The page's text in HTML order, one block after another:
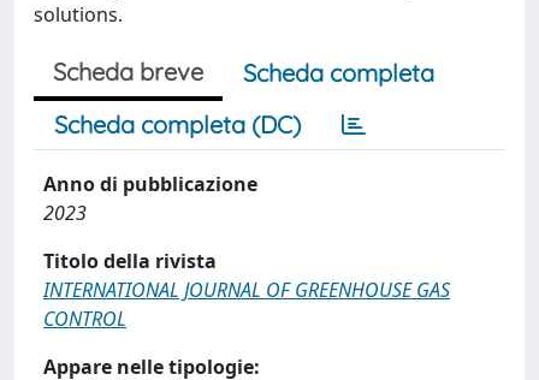
solutions.
Scheda breve
Scheda completa
Scheda completa (DC)
Anno di pubblicazione
2023
Titolo della rivista
INTERNATIONAL JOURNAL OF GREENHOUSE GAS
CONTROL
Appare nelle tipologie: